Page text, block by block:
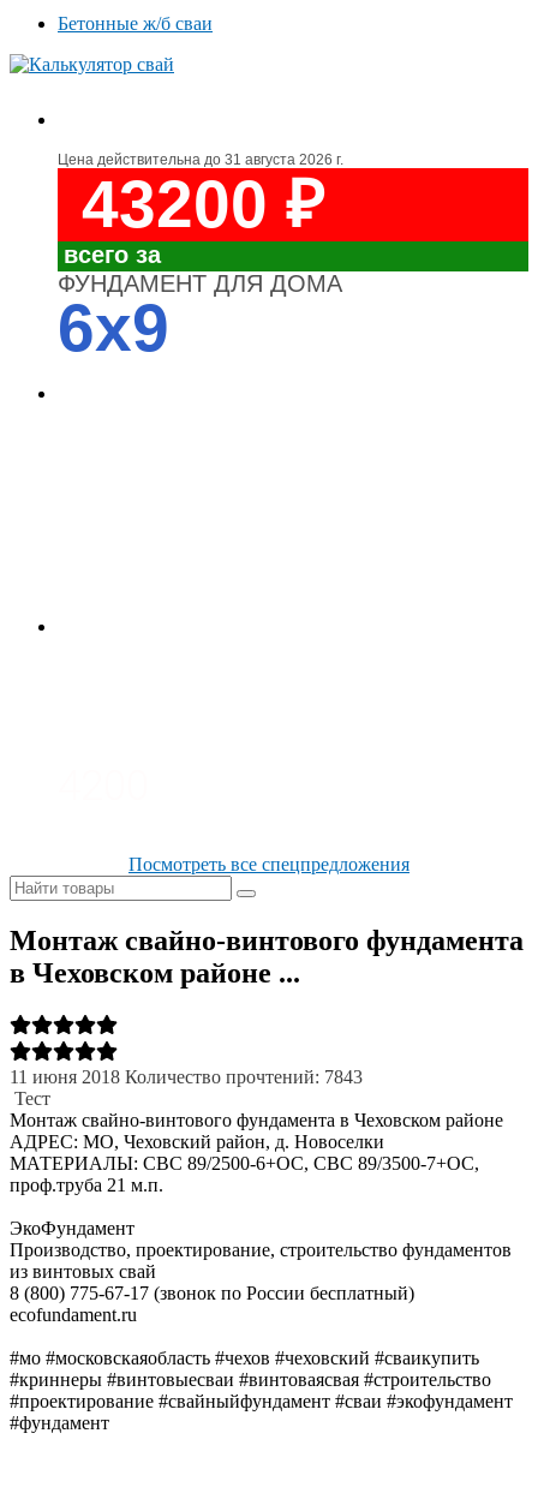
Бетонные ж/б сваи
Цена действительна до 31 августа 2026 г.
43200 ₽
всего за
ФУНДАМЕНТ ДЛЯ ДОМА
6x9
Посмотреть все спецпредложения
Монтаж свайно-винтового фундамента
в Чеховском районе ...
11 июня 2018 Количество прочтений: 7843
Тест
Монтаж свайно-винтового фундамента в Чеховском районе
АДРЕС: МО, Чеховский район, д. Новоселки
МАТЕРИАЛЫ: СВС 89/2500-6+ОС, СВС 89/3500-7+ОС,
проф.труба 21 м.п.
ЭкоФундамент
Производство, проектирование, строительство фундаментов
из винтовых свай
8 (800) 775-67-17 (звонок по России бесплатный)
ecofundament.ru
#мо #московскаяобласть #чехов #чеховский #сваикупить
#криннеры #винтовыесваи #винтоваясвая #строительство
#проектирование #свайныйфундамент #сваи #экофундамент
#фундамент